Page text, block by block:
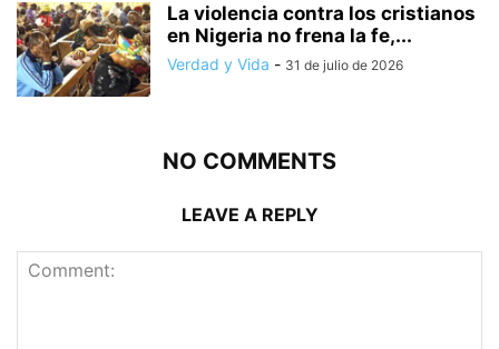
La violencia contra los cristianos
en Nigeria no frena la fe,...
Verdad y Vida - 31 de julio de 2026
NO COMMENTS
LEAVE A REPLY